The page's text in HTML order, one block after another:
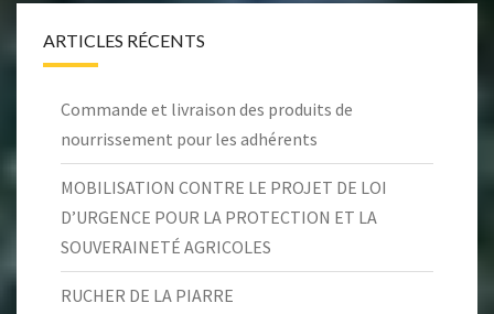
ARTICLES RÉCENTS
Commande et livraison des produits de
nourrissement pour les adhérents
MOBILISATION CONTRE LE PROJET DE LOI
D’URGENCE POUR LA PROTECTION ET LA
SOUVERAINETÉ AGRICOLES
RUCHER DE LA PIARRE